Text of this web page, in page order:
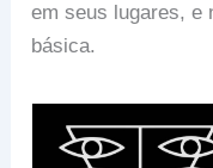
em seus lugares, e
básica.